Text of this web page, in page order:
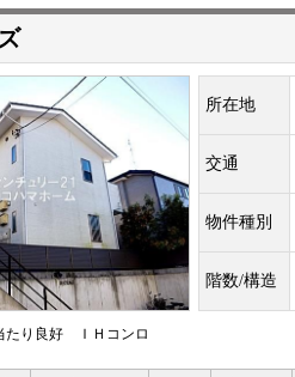
所在地
交通
物件種別
階数/構造
り良好 ＩＨコンロ